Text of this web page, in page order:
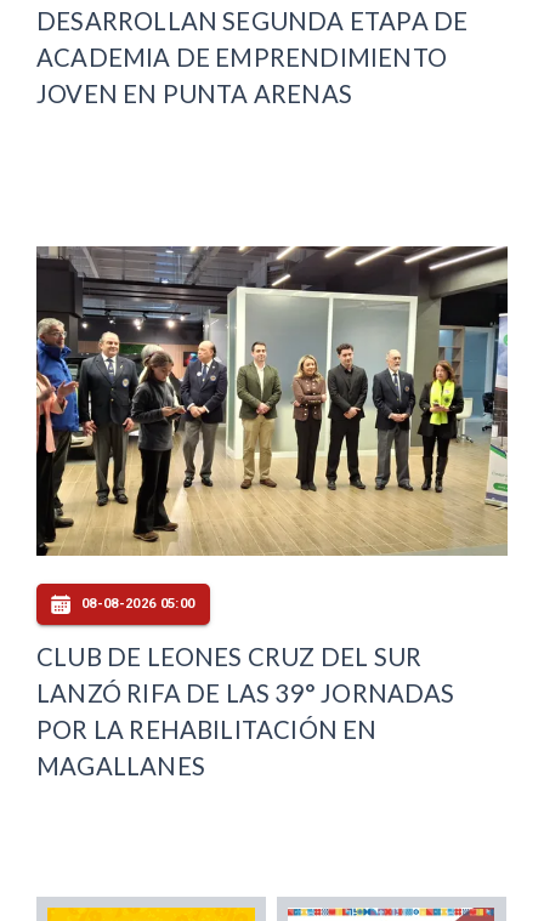
DESARROLLAN SEGUNDA ETAPA DE
ACADEMIA DE EMPRENDIMIENTO
JOVEN EN PUNTA ARENAS
08-08-2026 05:00
CLUB DE LEONES CRUZ DEL SUR
LANZÓ RIFA DE LAS 39° JORNADAS
POR LA REHABILITACIÓN EN
MAGALLANES